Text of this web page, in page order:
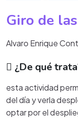
Giro de
Alvaro Enrique
¿De qué
esta actividad
del día y verla
optar por el